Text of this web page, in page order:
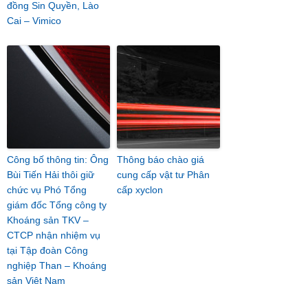
đồng Sin Quyền, Lào
Cai – Vimico
Công bố thông tin: Ông
Bùi Tiến Hải thôi giữ
chức vụ Phó Tổng
giám đốc Tổng công ty
Khoáng sản TKV –
CTCP nhận nhiệm vụ
tại Tập đoàn Công
nghiệp Than – Khoáng
sản Việt Nam
Thông báo chào giá
cung cấp vật tư Phân
cấp xyclon